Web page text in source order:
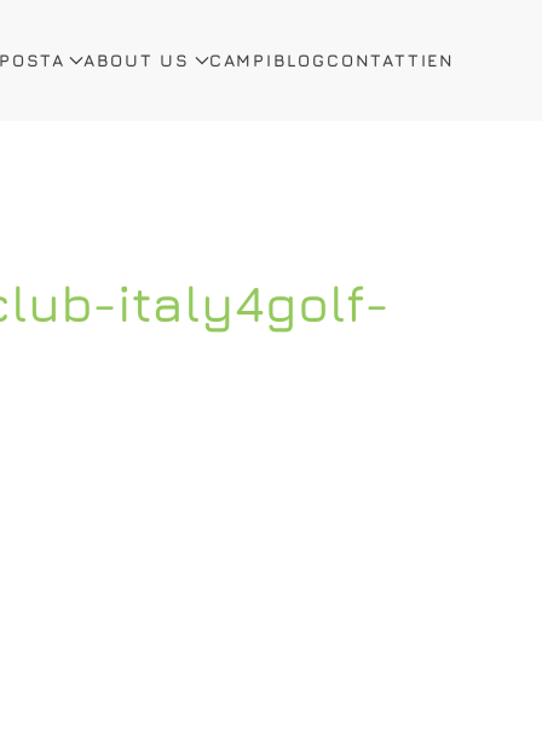
ABOUT US CAMPI BLOG CONTATTIEN
italy4golf-